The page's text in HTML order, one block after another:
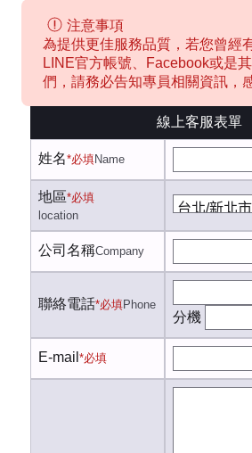
注意事項
為提供更佳服務品質，若您曾經
LINE官方帳號、Facebook或是
們，請務必告知專員相關資訊，
線上客服表單
姓名*必填Name
地區*必填
location
公司名稱Company
聯絡電話*必填Phone
分機
E-mail *必填